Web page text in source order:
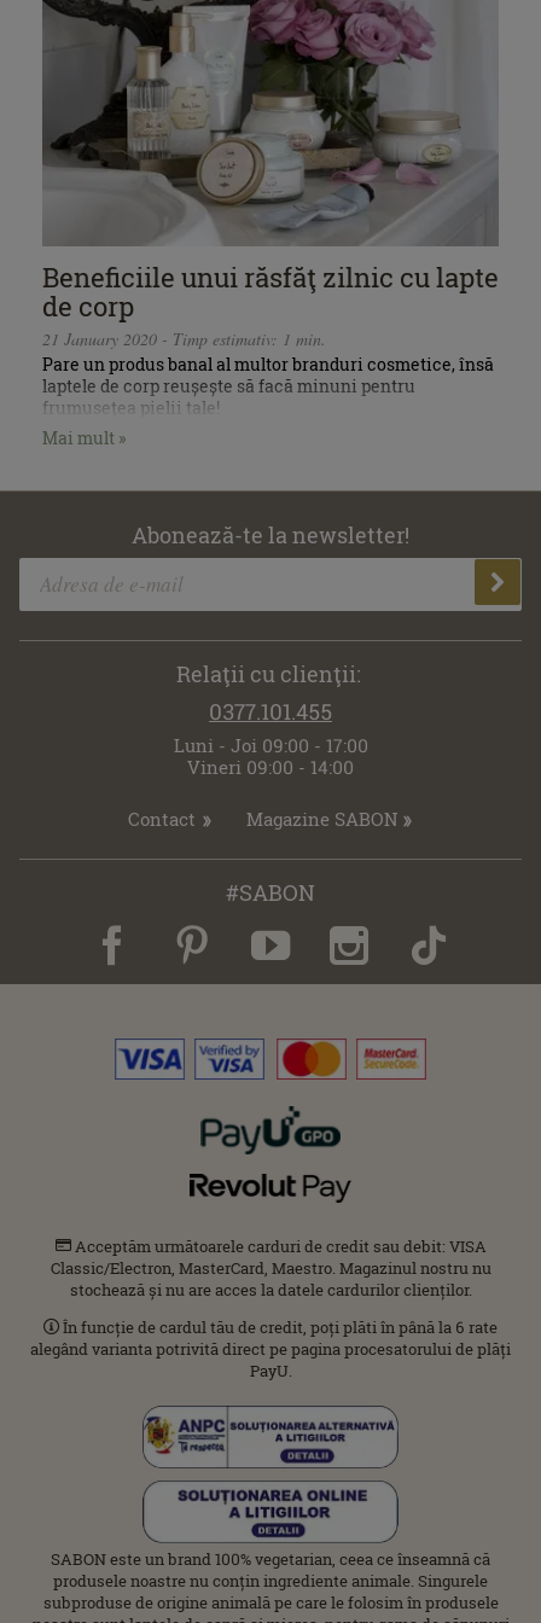
Beneficiile unui răsfăţ zilnic cu lapte
de corp
21 January 2020 - Timp estimativ: 1 min.
Pare un produs banal al multor branduri cosmetice, însă
laptele de corp reușește să facă minuni pentru
frumusețea pielii tale!
Mai mult »
Abonează-te la newsletter!
Relaţii cu clienţii:
0377.101.455
Luni - Joi 09:00 - 17:00
Vineri 09:00 - 14:00
Contact Magazine SABON
#SABON
Acceptăm următoarele carduri de credit sau debit: VISA
Classic/Electron, MasterCard, Maestro. Magazinul nostru nu
stochează și nu are acces la datele cardurilor clienților.
În funcție de cardul tău de credit, poți plăti în până la 6 rate
alegând varianta potrivită direct pe pagina procesatorului de plăți
PayU.
SABON este un brand 100% vegetarian, ceea ce înseamnă că
produsele noastre nu conțin ingrediente animale. Singurele
subproduse de origine animală pe care le folosim în produsele